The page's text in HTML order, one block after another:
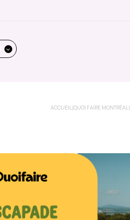
ACCUEIL |QUOI FAIRE MONTRÉAL |